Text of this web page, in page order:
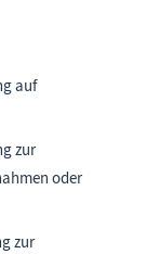
auf
zur
oder
zur